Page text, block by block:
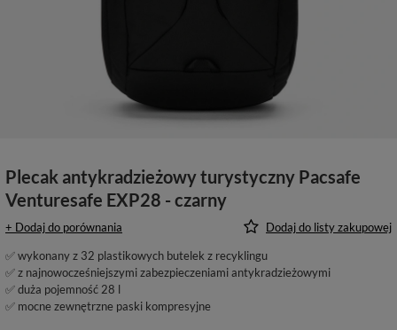
Plecak antykradzieżowy turystyczny Pacsafe
Venturesafe EXP28 - czarny
+ Dodaj do porównania
Dodaj do listy zakupowej
✅ wykonany z 32 plastikowych butelek z recyklingu
✅ z najnowocześniejszymi zabezpieczeniami antykradzieżowymi
✅ duża pojemność 28 l
✅ mocne zewnętrzne paski kompresyjne